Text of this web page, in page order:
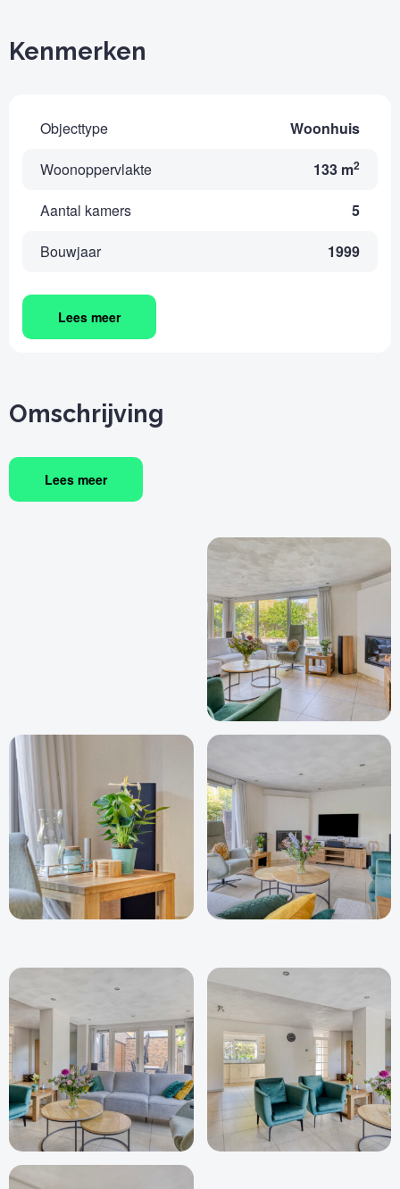
Kenmerken
Objecttype
Woonhuis
Woonoppervlakte
133 m2
Aantal kamers
5
Bouwjaar
1999
Lees meer
Omschrijving
Lees meer